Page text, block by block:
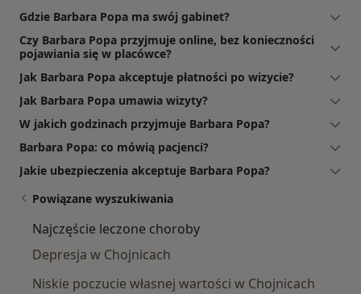
Gdzie Barbara Popa ma swój gabinet?
Czy Barbara Popa przyjmuje online, bez konieczności
pojawiania się w placówce?
Jak Barbara Popa akceptuje płatności po wizycie?
Jak Barbara Popa umawia wizyty?
W jakich godzinach przyjmuje Barbara Popa?
Barbara Popa: co mówią pacjenci?
Jakie ubezpieczenia akceptuje Barbara Popa?
Powiązane wyszukiwania
Najczęście leczone choroby
Depresja w Chojnicach
Niskie poczucie własnej wartości w Chojnicach